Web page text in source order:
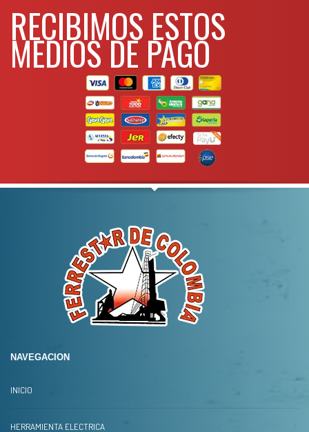
RECIBIMOS ESTOS
MEDIOS DE PAGO
NAVEGACION
INICIO
HERRAMIENTA ELECTRICA